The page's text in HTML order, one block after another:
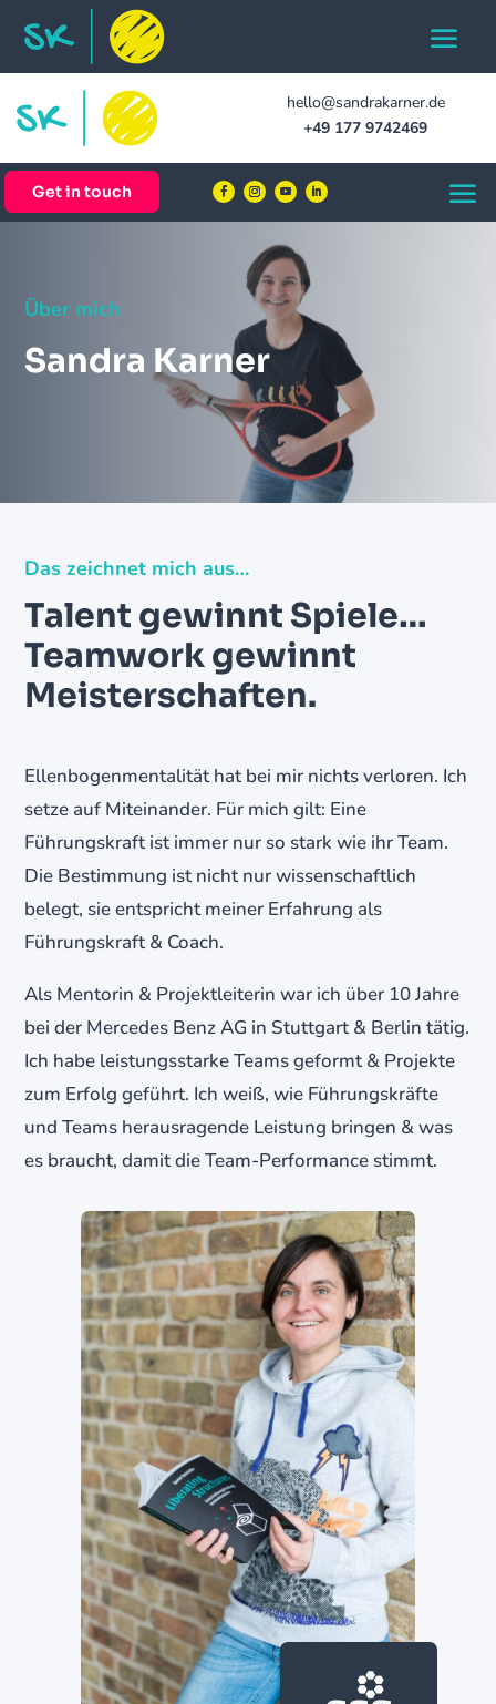
hello@sandrakarner.de
+49 177 9742469
Get in touch
Über mich
Sandra Karner
Das zeichnet mich aus…
Talent gewinnt Spiele…
Teamwork gewinnt
Meisterschaften.
Ellenbogenmentalität hat bei mir nichts verloren. Ich
setze auf Miteinander. Für mich gilt: Eine
Führungskraft ist immer nur so stark wie ihr Team.
Die Bestimmung ist nicht nur wissenschaftlich
belegt, sie entspricht meiner Erfahrung als
Führungskraft & Coach.
Als Mentorin & Projektleiterin war ich über 10 Jahre
bei der Mercedes Benz AG in Stuttgart & Berlin tätig.
Ich habe leistungsstarke Teams geformt & Projekte
zum Erfolg geführt. Ich weiß, wie Führungskräfte
und Teams herausragende Leistung bringen & was
es braucht, damit die Team-Performance stimmt.